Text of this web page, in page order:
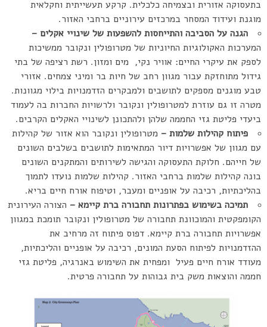
בתעסוקה אזורית ובצמיחה כלכלית. קרקע תעשייתית וחקלאית
מוגנת ועידוד המסחר במרכזים עירוניים ברחבי האזור.
הגנה על הסביבה והתייחסות להשפעות של שינויי אקלים –
המערכות האקולוגיות החיוניות של מטרופולין ונקובר ממשיכות
לספק את עיקרי החיים: אוויר נקי, מים ומזון. רשת רציפה של בתי
גידול מתוחזקת עבור מגוון רחב של חיות בר ומיני צמחים. אזורי
טבע מוגנים מספקים לתושבים ולמבקרים הזדמנויות בילוי מגוונות.
מטרה זו גם עוזרת למטרופולין ונקובר ולרשויות החברות בה לעמוד
ביעדי פליטת גזי החממה שלהן ולהתכונן לשינויי האקלים הקרבים.
פיתוח קהילות שלמות – מטרופולין ונקובר הוא אזור של קהילות
עם מגוון של אפשרויות דיור המתאימות לתושבים בשלבים השונים
של חייהם. חלוקת התעסוקה והגישה לשירותים והמתקנים השונים
בונה קהילות שלמות ברחבי האזור. קהילות שלמות נועדו לתמוך
בהליכתיות, רכיבה על אופניים ומעבר, וטיפוח אורח חיים בריא.
תמיכה בשימוש בפתרונות תחבורה ברת קיימא – הצורה העירונית
הקומפקטית והמוכוונת תחבורה של מטרופולין ונקובר תומכת במגוון
אפשרויות תחבורה ברת קיימא. דפוס פיתוח זה מרחיב את
ההזדמנויות לפיתוח הסעת המונים, רכיבה על אופניים והליכתיות,
מעודד אורח חיים פעיל ומפחית את השימוש באנרגיה, פליטת גזי
חממה והוצאות משק בית גבוהות על תחבורה פרטית.